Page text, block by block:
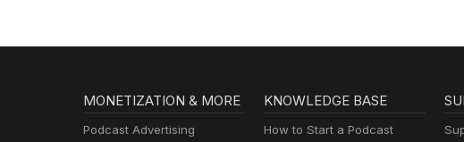
MONETIZATION & MORE
Podcast Advertising
KNOWLEDGE BASE
How to Start a Podcast